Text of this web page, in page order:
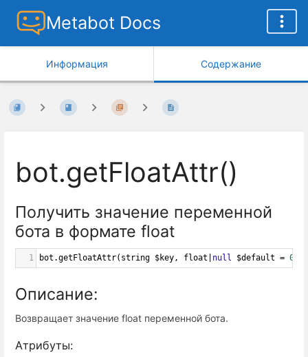
Metabot Docs
Информация Содержание
bot.getFloatAttr()
Получить значение переменной
бота в формате float
1 bot .getFloatAttr( string $key , float null $default = 0.0
Описание:
Возвращает значение float переменной бота.
Атрибуты: